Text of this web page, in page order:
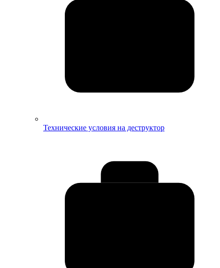
Технические условия на деструктор